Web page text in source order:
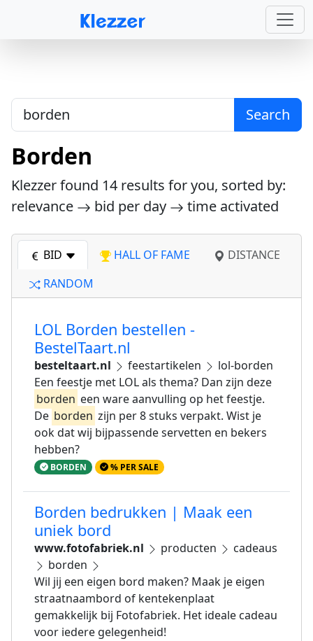
Search
Borden
Klezzer found 14 results for you, sorted by:
relevance
bid per day time activated
BID HALL OF FAME
DISTANCE
RANDOM
LOL Borden bestellen -
BestelTaart.nl
besteltaart.nl feestartikelen
lol-borden
Een feestje met LOL als thema? Dan zijn deze
borden een ware aanvulling op het feestje.
De borden zijn per 8 stuks verpakt. Wist je
ook dat wij bijpassende servetten en bekers
hebben?
BORDEN % PER SALE
Borden bedrukken | Maak een
uniek bord
www.fotofabriek.nl producten
cadeaus
borden
Wil jij een eigen bord maken? Maak je eigen
straatnaambord of kentekenplaat
gemakkelijk bij Fotofabriek. Het ideale cadeau
voor iedere gelegenheid!